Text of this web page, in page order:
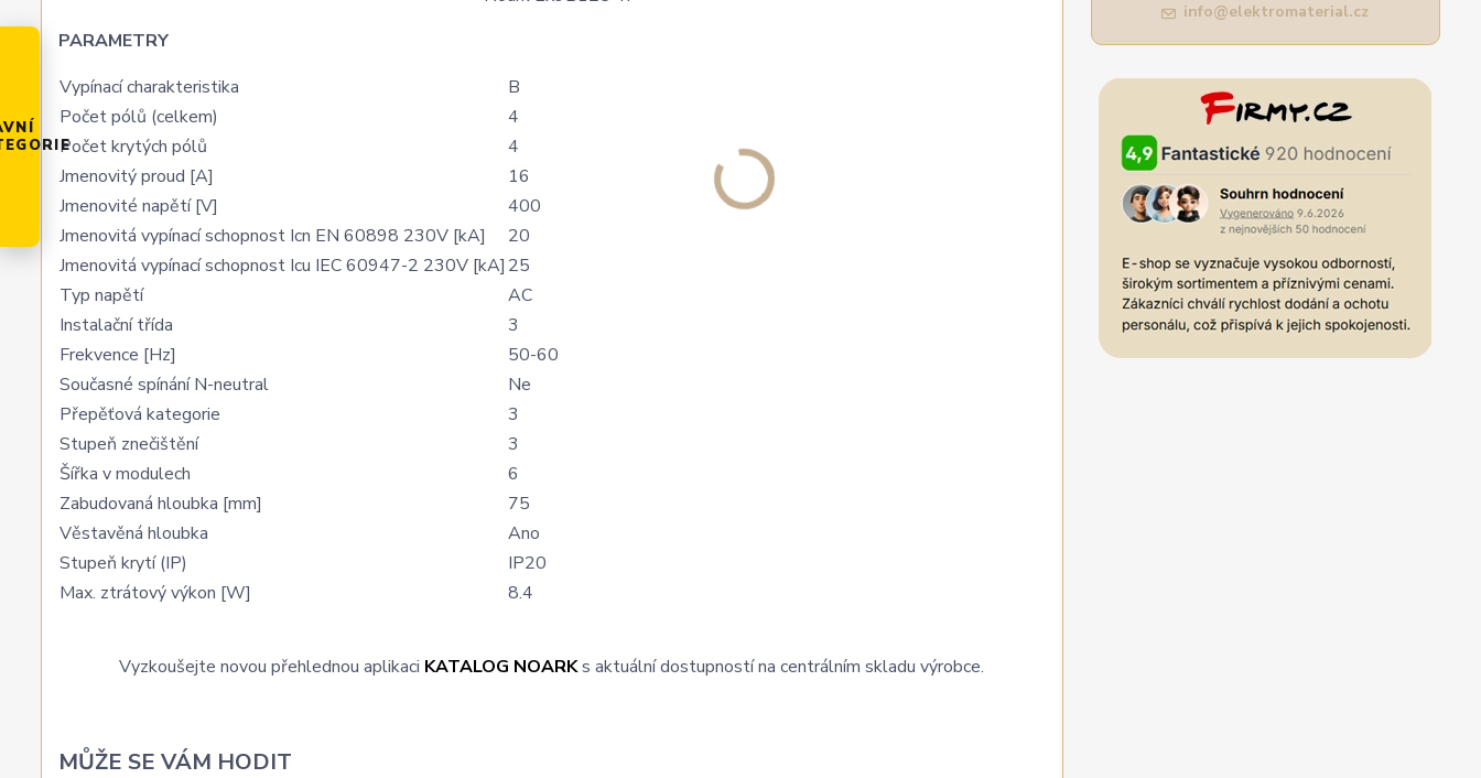
PARAMETRY
Vypínací charakteristika
B
Počet pólů (celkem)
4
Počet krytých pólů
4
Jmenovitý proud [A]
16
Jmenovité napětí [V]
400
Jmenovitá vypínací schopnost Icn EN 60898 230V [kA]
20
Jmenovitá vypínací schopnost Icu IEC 60947-2 230V [kA] 25
Typ napětí
AC
Instalační třída
3
Frekvence [Hz]
50-60
Současné spínání N-neutral
Ne
Přepěťová kategorie
3
Stupeň znečištění
3
Šířka v modulech
6
Zabudovaná hloubka [mm]
75
Věstavěná hloubka
Ano
Stupeň krytí (IP)
IP20
Max. ztrátový výkon [W]
8.4
Vyzkoušejte novou přehlednou aplikaci KATALOG NOARKs aktuální dostupností na centrálním skladu výrobce.
MŮŽE SE VÁM HODIT
info@elektromaterial.cz